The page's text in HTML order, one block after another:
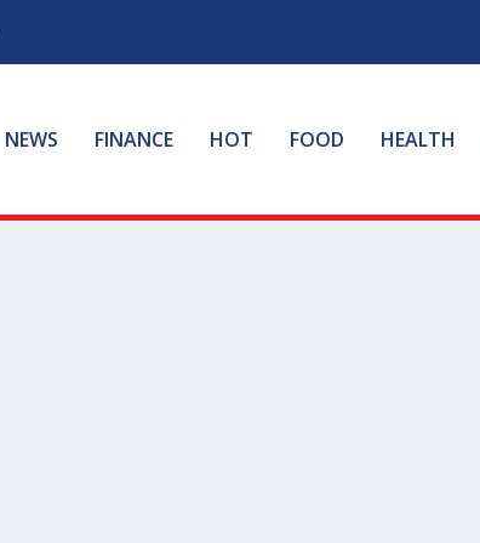
NEWS FINANCE HOT FOOD HEALTH